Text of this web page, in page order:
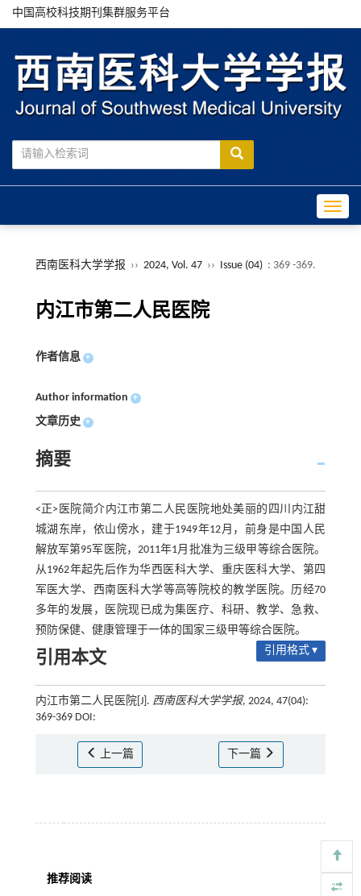
中国高校科技期刊集群服务平台
西南医科大学学报 ›› 2024, Vol. 47 ›› Issue (04) : 369 -369.
内江市第二人民医院
作者信息 +
Author information +
文章历史 +
摘要
<正>医院简介内江市第二人民医院地处美丽的四川内江甜
城湖东岸，依山傍水，建于1949年12月，前身是中国人民
解放军第95军医院，2011年1月批准为三级甲等综合医院。
从1962年起先后作为华西医科大学、重庆医科大学、第四
军医大学、西南医科大学等高等院校的教学医院。历经70
多年的发展，医院现已成为集医疗、科研、教学、急救、
预防保健、健康管理于一体的国家三级甲等综合医院。
引用本文 引用格式 ▾
内江市第二人民医院[J]. 西南医科大学学报, 2024, 47(04):
369-369 DOI:
上一篇 下一篇